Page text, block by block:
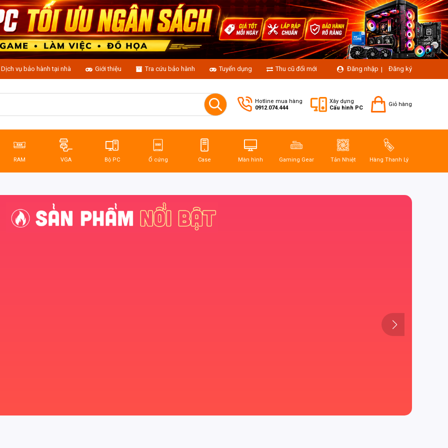
Dịch vụ bảo hành tại nhà Giới thiệu Tra cứu bảo hành Tuyển dụng Thu cũ đổi mới Đăng nhập | Đăng ký
Hotline mua hàng
0912.074.444
Xây dựng
Cấu hình PC
Giỏ hàng
RAM VGA Bộ PC Ổ cứng Case Màn hình Gaming Gear Tản Nhiệt Hàng Thanh Lý